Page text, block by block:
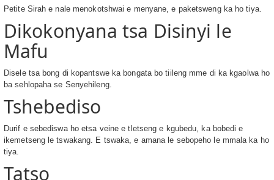
Petite Sirah e nale menokotshwai e menyane, e paketsweng ka ho tiya.
Dikokonyana tsa Disinyi le
Mafu
Disele tsa bong di kopantswe ka bongata bo tiileng mme di ka kgaolwa ho
ba sehlopaha se Senyehileng.
Tshebediso
Durif e sebediswa ho etsa veine e tletseng e kgubedu, ka bobedi e
ikemetseng le tswakang. E tswaka, e amana le sebopeho le mmala ka ho
tiya.
Tatso